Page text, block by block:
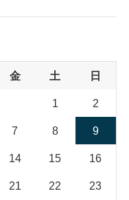
金 土 日
1 2
7 8 9
14 15 16
21 22 23